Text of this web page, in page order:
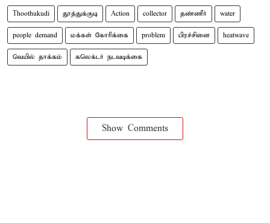
Thoothukudi தூத்துக்குடி Action collector தண்ணீர் water
people demand மக்கள் கோரிக்கை problem பிரச்சினை heatwave
வெயில் தாக்கம் கலெக்டர் நடவடிக்கை
Show Comments